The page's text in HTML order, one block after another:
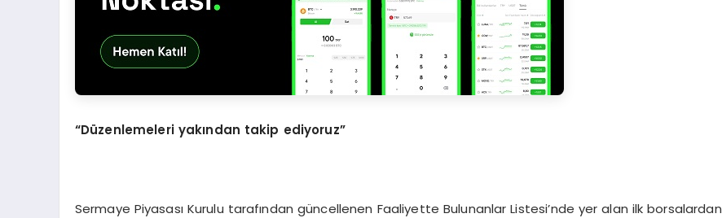
“Düzenlemeleri yakından takip ediyoruz”
Sermaye Piyasası Kurulu tarafından güncellenen Faaliyette Bulunanlar Listesi’nde yer alan ilk borsalardan